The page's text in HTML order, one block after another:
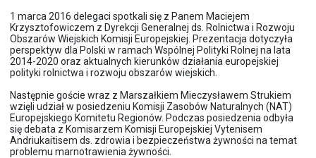
1 marca 2016 delegaci spotkali się z Panem Maciejem
Krzysztofowiczem z Dyrekcji Generalnej ds. Rolnictwa i Rozwoju
Obszarów Wiejskich Komisji Europejskiej. Prezentacja dotyczyła
perspektyw dla Polski w ramach Wspólnej Polityki Rolnej na lata
2014-2020 oraz aktualnych kierunków działania europejskiej
polityki rolnictwa i rozwoju obszarów wiejskich.
Następnie goście wraz z Marszałkiem Mieczysławem Strukiem
wzięli udział w posiedzeniu Komisji Zasobów Naturalnych (NAT)
Europejskiego Komitetu Regionów. Podczas posiedzenia odbyła
się debata z Komisarzem Komisji Europejskiej Vytenisem
Andriukaitisem ds. zdrowia i bezpieczeństwa żywności na temat
problemu marnotrawienia żywności.